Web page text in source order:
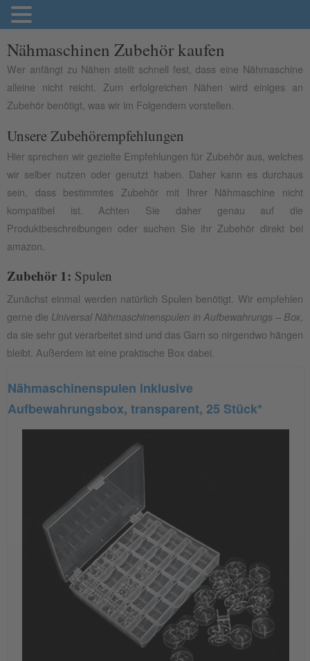
Nähmaschinen Zubehör kaufen
Wer anfängt zu Nähen stellt schnell fest, dass eine Nähmaschine
alleine nicht reicht. Zum erfolgreichen Nähen wird einiges an
Zubehör benötigt, was wir im Folgendem vorstellen.
Unsere Zubehörempfehlungen
Hier sprechen wir gezielte Empfehlungen für Zubehör aus, welches
wir selber nutzen oder genutzt haben. Daher kann es durchaus
sein, dass bestimmtes Zubehör mit Ihrer Nähmaschine nicht
kompatibel ist. Achten Sie daher genau auf die
Produktbeschreibungen oder suchen Sie ihr Zubehör direkt bei
amazon.
Zubehör 1: Spulen
Zunächst einmal werden natürlich Spulen benötigt. Wir empfehlen
gerne die Universal Nähmaschinenspulen in Aufbewahrungs – Box
da sie sehr gut verarbeitet sind und das Garn so nirgendwo hängen
bleibt. Außerdem ist eine praktische Box dabei.
Nähmaschinenspulen inklusive
Aufbewahrungsbox, transparent, 25 Stück*